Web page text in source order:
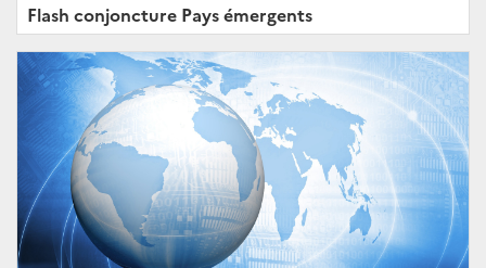
Flash conjoncture Pays émergents